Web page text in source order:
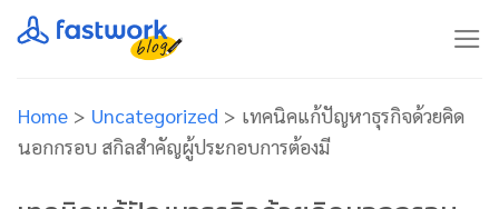
Skip
to
Home > Uncategorized > เทคนิคแก้ปัญหาธุรกิจด้วยคิด
นอกกรอบ สกิลสำคัญผู้ประกอบการต้องมี